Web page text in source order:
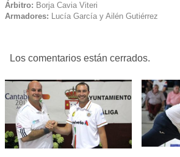
Árbitro: Borja Cavia Viteri
Armadores: Lucía García y Ailén Gutiérrez
Los comentarios están cerrados.